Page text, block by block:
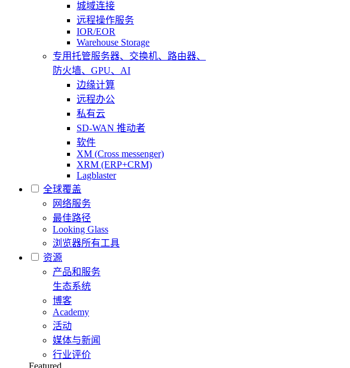
城域连接
远程操作服务
IOR/EOR
Warehouse Storage
专用托管服务器、交换机、路由器、
防火墙、GPU、AI
边缘计算
远程办公
私有云
SD-WAN 推动者
软件
XM (Cross messenger)
XRM (ERP+CRM)
Lagblaster
全球覆盖
网络服务
最佳路径
Looking Glass
浏览器所有工具
资源
产品和服务
生态系统
博客
Academy
活动
媒体与新闻
行业评价
Featured